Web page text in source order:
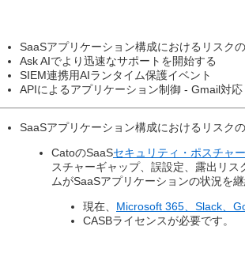
SaaSアプリケーション構成におけるリスク
Ask AIでより迅速なサポートを開始する​
SIEM連携用AIランタイム保護イベント
APIによるアプリケーション制御 - Gmail対応​
SaaSアプリケーション構成におけるリスク
​CatoのSaaSセキュリティ・ポスチャ
スチャーギャップ、誤設定、露出リ
ムがSaaSアプリケーションの状況を
現在、 Microsoft 365、Slack、
CASBライセンスが必要です。